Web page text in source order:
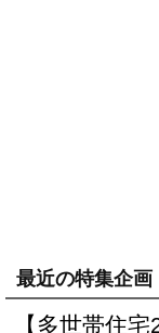
最近の特集企画
【多世帯住